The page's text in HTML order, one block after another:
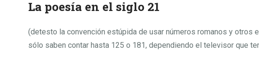
La poesía en el siglo 21
(detesto la convención estúpida de usar números romanos y otros
sólo saben contar hasta 125 o 181, dependiendo el televisor que